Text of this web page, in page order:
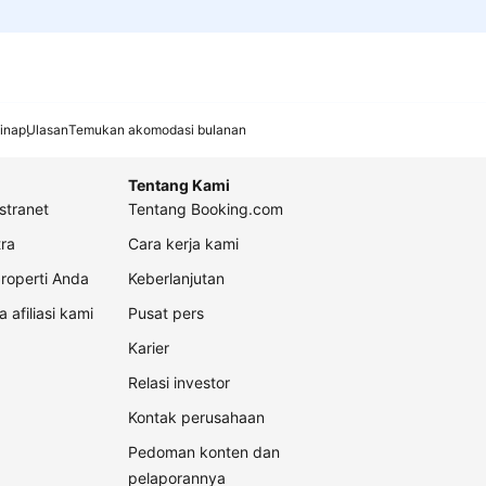
UlasanTemukan akomodasi bulanan
Anda
afiliasi kami
Tentang Kami
Tentang Booking.com
Cara kerja kami
Keberlanjutan
Pusat pers
Karier
Relasi investor
Kontak perusahaan
Pedoman konten dan
pelaporannya